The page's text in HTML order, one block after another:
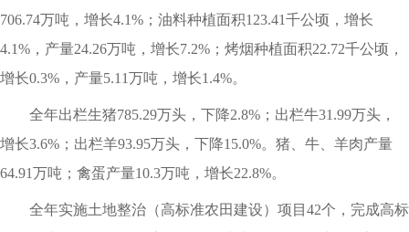
706.74万吨，增长4.1%；油料种植面积123.41千公顷，增长
4.1%，产量24.26万吨，增长7.2%；烤烟种植面积22.72千公顷，
增长0.3%，产量5.11万吨，增长1.4%。
全年出栏生猪785.29万头，下降2.8%；出栏牛31.99万头，
增长3.6%；出栏羊93.95万头，下降15.0%。猪、牛、羊肉产量
64.91万吨；禽蛋产量10.3万吨，增长22.8%。
全年实施土地整治（高标准农田建设）项目42个，完成高标